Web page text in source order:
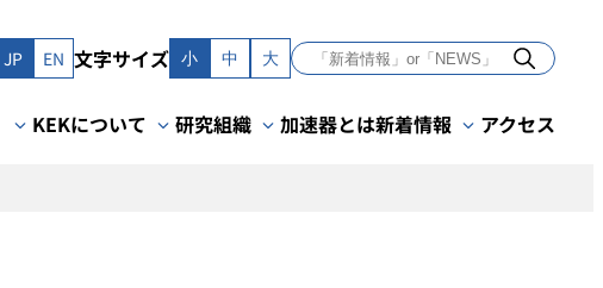
JP EN 文字サイズ 小 中 大
KEKについて 研究組織 加速器とは新着情報 アクセス